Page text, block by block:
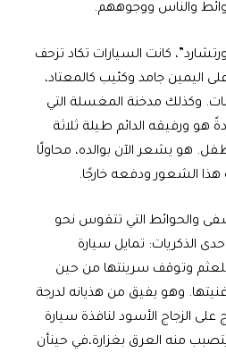
والناس ووجوههم.
كانت السيارات تكاد تزحف
اليمين جامد وكئيب كالمعتاد،
وكذلك مدخنة المغسلة التي
هو ورفيقه الدائم طيلة ثلاثة
هو يشعر الآن بوالده، محاولًا
الشعور ودفعه خارجًا.
والحوائط التي تتقوس نحو
الذكريات: تمايل سيارة
وتوقف سرينتها من حين
وهو يفيق من هذيانه لدرجة
الزجاج الأسود لنافذة سيارة
منه العرق بغزارة،في حينأن